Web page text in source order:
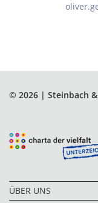
© 2026 | Steinbach
ÜBER UNS